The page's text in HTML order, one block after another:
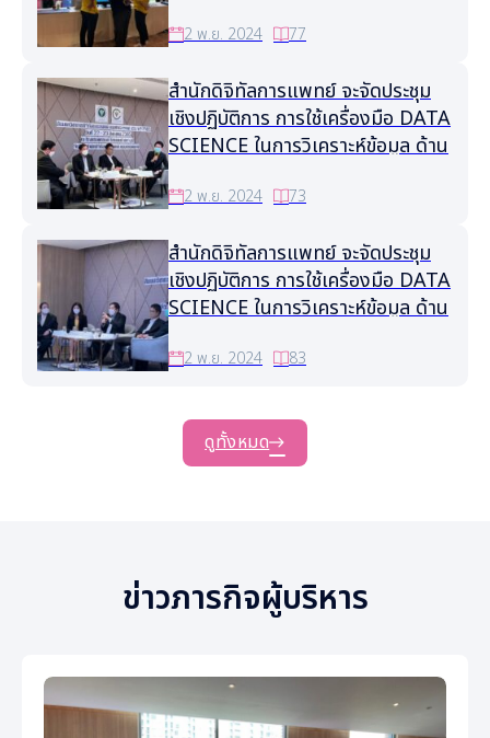
2 พ.ย. 2024 77
สำนักดิจิทัลการแพทย์ จะจัดประชุม
เชิงปฏิบัติการ การใช้เครื่องมือ DATA
SCIENCE ในการวิเคราะห์ข้อมูล ด้าน
2 พ.ย. 2024 73
สำนักดิจิทัลการแพทย์ จะจัดประชุม
เชิงปฏิบัติการ การใช้เครื่องมือ DATA
SCIENCE ในการวิเคราะห์ข้อมูล ด้าน
2 พ.ย. 2024 83
ดูทั้งหมด
ข่าวภารกิจผู้บริหาร